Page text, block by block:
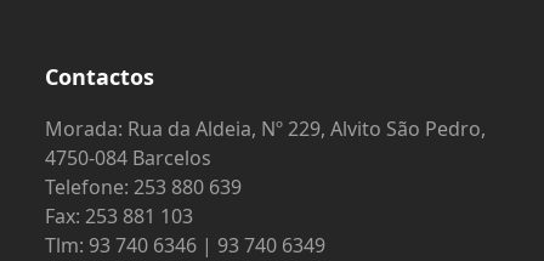
Contactos
Morada: Rua da Aldeia, Nº 229, Alvito São Pedro,
4750-084 Barcelos
Telefone: 253 880 639
Fax: 253 881 103
Tlm: 93 740 6346 | 93 740 6349